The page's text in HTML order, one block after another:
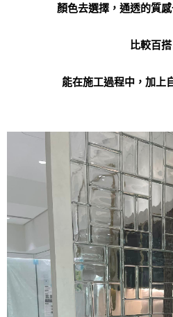
顏色去選擇，通透的質
比較百搭
能在施工過程中，加上